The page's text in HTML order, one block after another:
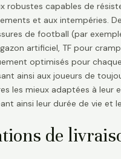
robustes capables de
et aux intempéries.
de football (par
artificiel, TF pour
optimisés pour
ainsi aux joueurs de
les mieux adaptées à leur
ainsi leur durée de vie et
de